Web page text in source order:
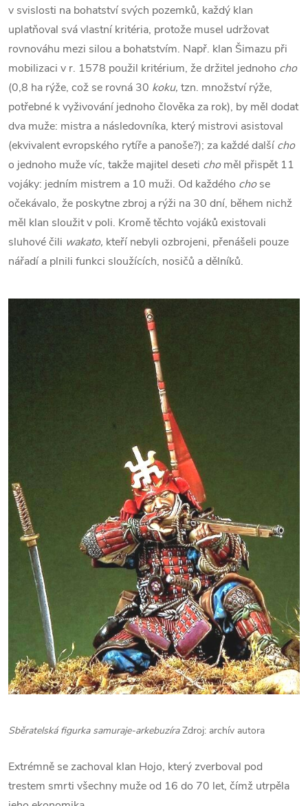
v svislosti na bohatství svých pozemků, každý klan
uplatňoval svá vlastní kritéria, protože musel udržovat
rovnováhu mezi silou a bohatstvím. Např. klan Šimazu při
mobilizaci v r. 1578 použil kritérium, že držitel jednoho cho
(0,8 ha rýže, což se rovná 30 koku, tzn. množství rýže,
potřebné k vyživování jednoho člověka za rok), by měl dodat
dva muže: mistra a následovníka, který mistrovi asistoval
(ekvivalent evropského rytíře a panoše?); za každé další cho
o jednoho muže víc, takže majitel deseti choměl přispět 11
vojáky: jedním mistrem a 10 muži. Od každého chose
očekávalo, že poskytne zbroj a rýži na 30 dní, během nichž
měl klan sloužit v poli. Kromě těchto vojáků existovali
sluhové čili wakato, kteří nebyli ozbrojeni, přenášeli pouze
nářadí a plnili funkci sloužících, nosičů a dělníků.
Sběratelská figurka samuraje-arkebuzíraZdroj: archív autora
Extrémně se zachoval klan Hojo, který zverboval pod
trestem smrti všechny muže od 16 do 70 let, čímž utrpěla